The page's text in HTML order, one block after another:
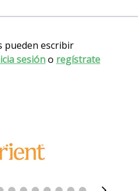
pueden escribir
sesióno regístrate